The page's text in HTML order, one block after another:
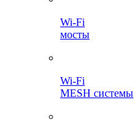
Wi-Fi
мосты
Wi-Fi
MESH системы